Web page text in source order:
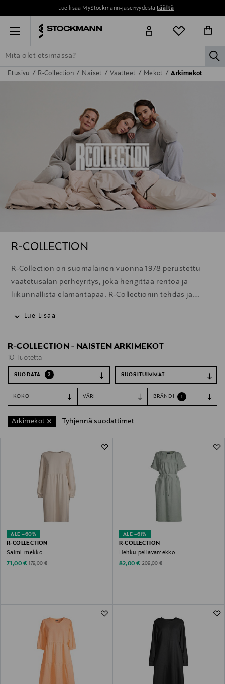
Lue lisää MyStockmann-jäsenyydestätäältä
Menu
ETSI KAIKKI NAISET MIEHET LAPSET KOTI
Etusivu R-Collection Naiset Vaatteet Mekot Arkimekot
R-COLLECTION
R-Collection on suomalainen vuonna 1978 perustettu
vaatetusalan perheyritys, joka hengittää rentoa ja
liikunnallista elämäntapaa. R-Collectionin tehdas ja
suunnittelussa lähtökohtana ovat laadukkaat
materiaalit, tuotteiden monikäyttöisyys sekä kestävyys.
Lue Lisää
R-COLLECTION - NAISTEN ARKIMEKOT
10 Tuotetta
SUODATA 2
KOKO VÄRI BRÄNDI 1
Arkimekot Tyhjennä suodattimet
ALE –60%
R-COLLECTION
Saimi-mekko
Discounted Price
71,00 € Original Price
179,00 €
ALE –61%
R-COLLECTION
Hehku-pellavamekko
Discounted Price
82,00 € Original Price
209,00 €